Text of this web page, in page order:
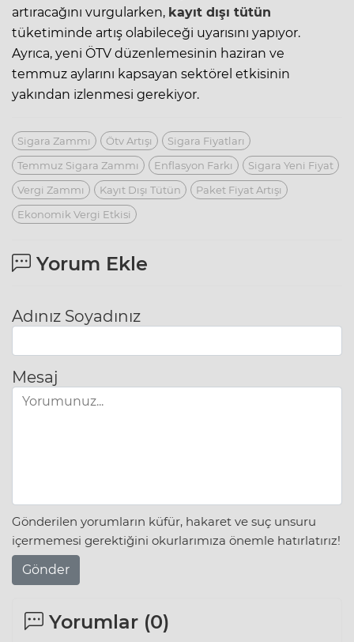
artıracağını vurgularken, kayıt dışı tütün
tüketiminde artış olabileceği uyarısını yapıyor.
Ayrıca, yeni ÖTV düzenlemesinin haziran ve
temmuz aylarını kapsayan sektörel etkisinin
yakından izlenmesi gerekiyor.
Sigara Zammı Ötv Artışı
Sigara Fiyatları
Temmuz Sigara Zammı
Enflasyon Farkı
Sigara Yeni Fiyat
Vergi Zammı
Kayıt Dışı Tütün
Paket Fiyat Artışı
Ekonomik Vergi Etkisi
Yorum Ekle
Adınız Soyadınız
Mesaj
Gönderilen yorumların küfür, hakaret ve suç unsuru
içermemesi gerektiğini okurlarımıza önemle hatırlatırız!
Gönder
Yorumlar (0)